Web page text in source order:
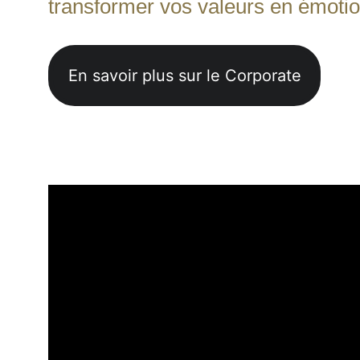
transformer vos valeurs en
En savoir plus sur le Corporate